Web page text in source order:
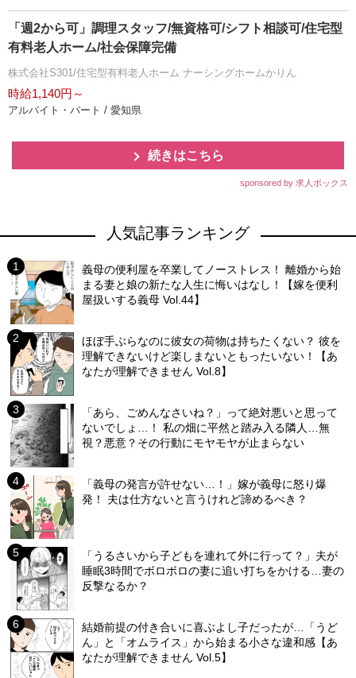
「週2から可」調理スタッフ/無資格可/シフト相談可/住宅型
有料老人ホーム/社会保障完備
株式会社S301/住宅型有料老人ホーム ナーシングホームかりん
時給1,140円～
アルバイト・パート / 愛知県
続きはこちら
sponsored by 求人ボックス
人気記事ランキング
義母の便利屋を卒業してノーストレス！ 離婚から始
まる妻と娘の新たな人生に悔いはなし！【嫁を便利
屋扱いする義母 Vol.44】
ほぼ手ぶらなのに彼女の荷物は持ちたくない？ 彼を
理解できないけど楽しまないともったいない！【あ
なたが理解できません Vol.8】
「あら、ごめんなさいね？」って絶対悪いと思って
ないでしょ…！ 私の畑に平然と踏み入る隣人…無
視？悪意？その行動にモヤモヤが止まらない
「義母の発言が許せない…！」嫁が義母に怒り爆
発！ 夫は仕方ないと言うけれど諦めるべき？
「うるさいから子どもを連れて外に行って？」夫が
睡眠3時間でボロボロの妻に追い打ちをかける…妻の
反撃なるか？
結婚前提の付き合いに喜ぶよし子だったが…「うど
ん」と「オムライス」から始まる小さな違和感【あ
なたが理解できません Vol.5】